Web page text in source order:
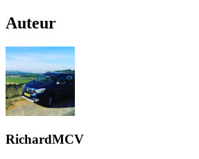
Auteur
RichardMCV